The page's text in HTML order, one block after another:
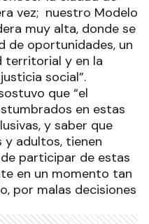
vez; nuestro Modelo
muy alta, donde se
de oportunidades, un
territorial y en la
social”.
que “el
en estas
y saber que
y adultos, tienen
participar de estas
en un momento tan
por malas decisiones